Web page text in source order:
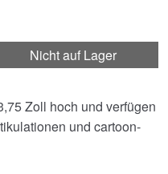
Nicht auf Lager
Zoll hoch und verfügen
und cartoon-